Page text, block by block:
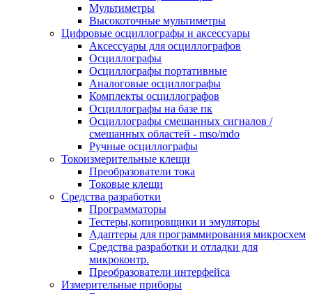
Мультиметры
Высокоточные мультиметры
Цифровые осциллографы и аксессуары
Аксессуары для осциллографов
Осциллографы
Осциллографы портативные
Аналоговые осциллографы
Комплекты осциллографов
Осциллографы на базе пк
Осциллографы смешанных сигналов /
смешанных областей - mso/mdo
Ручные осциллографы
Токоизмерительные клещи
Преобразователи тока
Токовые клещи
Средства разработки
Программаторы
Тестеры,копировщики и эмуляторы
Адаптеры для программирования микросхем
Cредства разработки и отладки для
микроконтр.
Преобразователи интерфейса
Измерительные приборы